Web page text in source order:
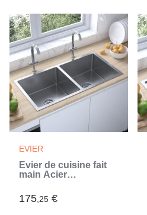
EVIER
Évier de cuisine fait
main Acier
175,25 €